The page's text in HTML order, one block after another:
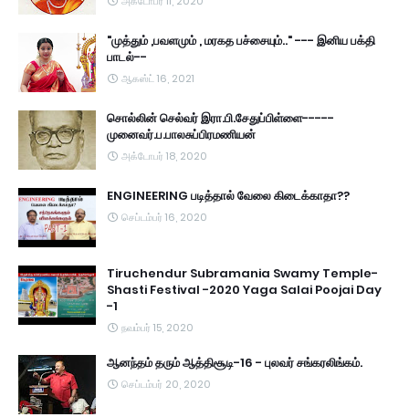
"முத்தும் ,பவளமும் , மரகத பச்சையும்.." --- இனிய பக்தி
பாடல்--
ஆகஸ்ட் 16, 2021
சொல்லின் செல்வர் இரா.பி.சேதுப்பிள்ளை-----
முனைவர்.ப.பாலசுப்பிரமணியன்
அக்டோபர் 18, 2020
ENGINEERING படித்தால் வேலை கிடைக்காதா??
செப்டம்பர் 16, 2020
Tiruchendur Subramania Swamy Temple-
Shasti Festival -2020 Yaga Salai Poojai Day
-1
நவம்பர் 15, 2020
ஆனந்தம் தரும் ஆத்திசூடி-16 - புலவர் சங்கரலிங்கம்.
செப்டம்பர் 20, 2020